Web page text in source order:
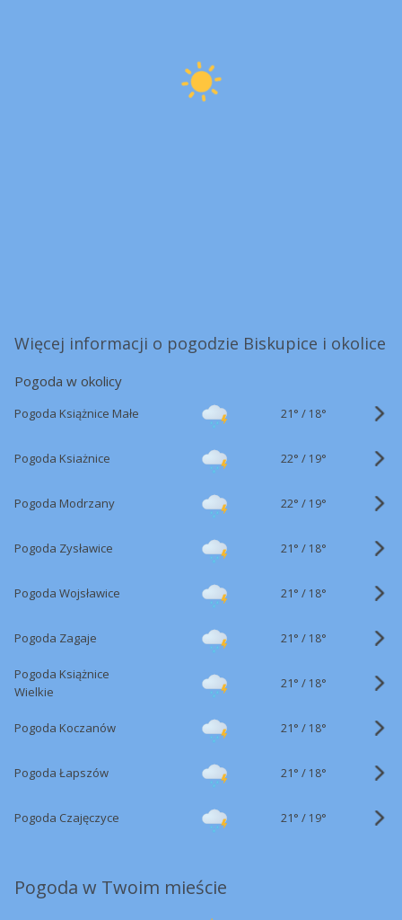
Więcej informacji o pogodzie Biskupice i okolice
Pogoda w okolicy
Pogoda Książnice Małe 21° / 18°
Pogoda Ksiażnice 22° / 19°
Pogoda Modrzany 22° / 19°
Pogoda Zysławice 21° / 18°
Pogoda Wojsławice 21° / 18°
Pogoda Zagaje 21° / 18°
Pogoda Książnice
Wielkie
21° / 18°
Pogoda Koczanów 21° / 18°
Pogoda Łapszów 21° / 18°
Pogoda Czajęczyce 21° / 19°
Pogoda w Twoim mieście